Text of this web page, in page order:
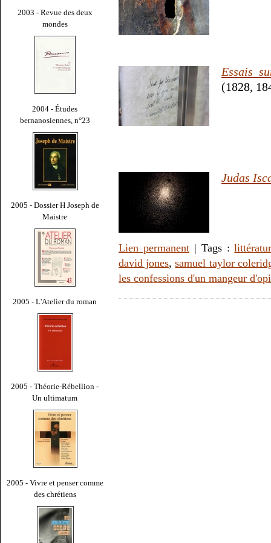
2003 - Revue des deux
mondes
2004 - Études
bernanosiennes, n°23
2005 - Dossier H Joseph de
Maistre
2005 - L'Atelier du roman
2005 - Théorie-Rébellion -
Un ultimatum
2005 - Vivre et penser comme
des chrétiens
Essais
(1828,
Judas
Lien permanent| Tags :
david jones,samuel taylor
les confessions d'un mangeur